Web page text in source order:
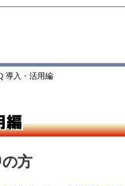
導入・活用編
方